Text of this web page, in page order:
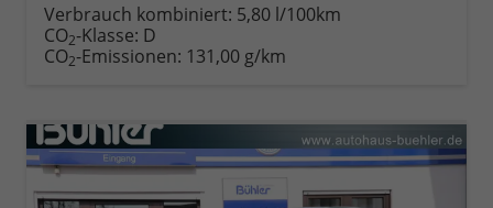
Verbrauch kombiniert: 5,80 l/100km
CO2-Klasse: D
CO2-Emissionen: 131,00 g/km